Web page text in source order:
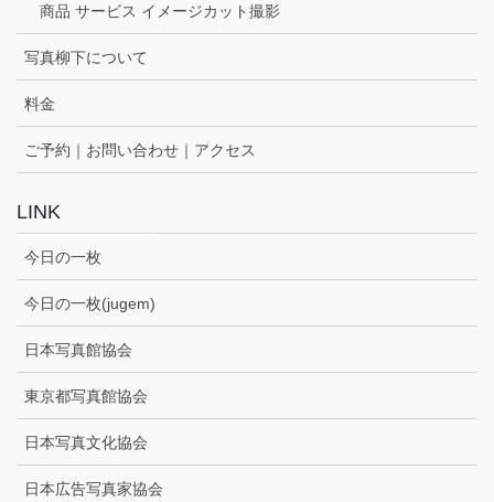
商品 サービス イメージカット撮影
写真柳下について
料金
ご予約｜お問い合わせ｜アクセス
LINK
今日の一枚
今日の一枚(jugem)
日本写真館協会
東京都写真館協会
日本写真文化協会
日本広告写真家協会